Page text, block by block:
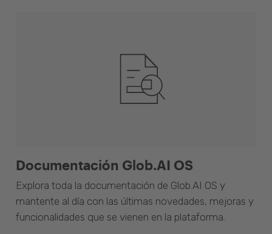
Documentación Glob.AI OS
Explora toda la documentación de Glob.AI OS y
mantente al día con las últimas novedades, mejoras y
funcionalidades que se vienen en la plataforma.